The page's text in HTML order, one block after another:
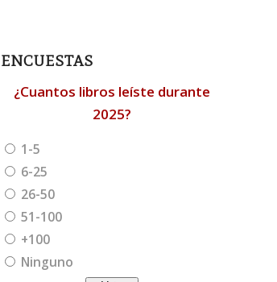
ENCUESTAS
¿Cuantos libros leíste durante
2025?
1-5
6-25
26-50
51-100
+100
Ninguno